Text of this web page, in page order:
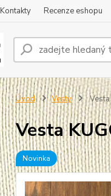
Kontakty Recenze eshopu
Úvod Vesty Vesta
Vesta
Novinka